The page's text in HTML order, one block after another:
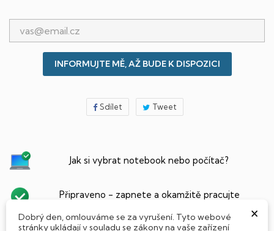
INFORMUJTE MĚ, AŽ BUDE K DISPOZICI
Sdílet Tweet
Jak si vybrat notebook nebo počítač?
Připraveno - zapnete a okamžitě pracujte
Přidat Microsoft Office Plus ➡️ 499,-
×
Dobrý den, omlouváme se za vyrušení. Tyto webové
stránky ukládají v souladu se zákony na vaše zařízení